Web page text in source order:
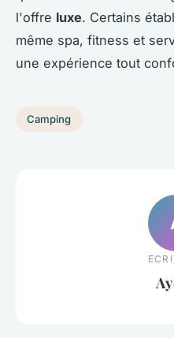
l'offre luxe. Certains
même spa, fitness et
une expérience tout
Camping